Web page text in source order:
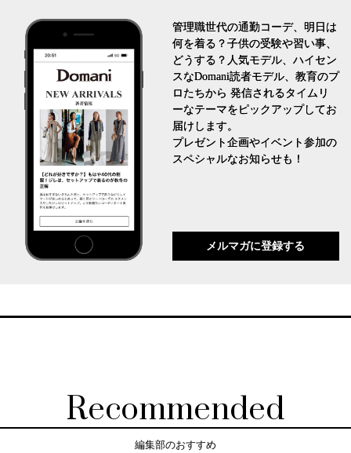
管理職世代の通勤コーデ、明日は
何を着る？子供の受験や習い事、
どうする？人気モデル、ハイセン
スなDomani読者モデル、教育のプ
ロたちから 発信されるタイムリ
ーなテーマをピックアップしてお
届けします。
プレゼント企画やイベント参加の
スペシャルなお知らせも！
メルマガに登録する
Recommended
編集部のおすすめ